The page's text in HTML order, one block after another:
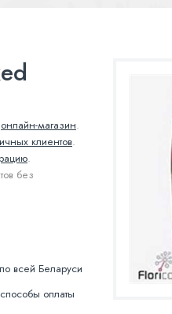
онлайн-магазин.
клиентов.
.
без
по всей Беларуси
оплаты